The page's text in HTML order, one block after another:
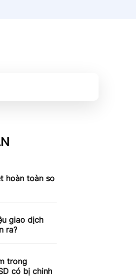
hoàn toàn so
giao dịch
ra?
trong
có bị chinh